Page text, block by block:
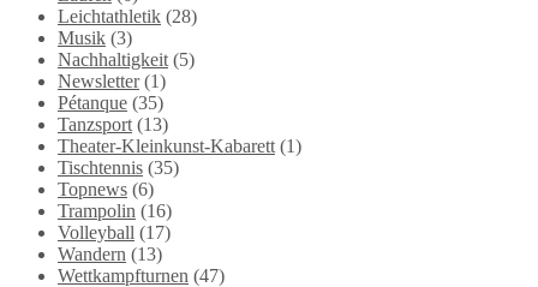
Leichtathletik (28)
Musik (3)
Nachhaltigkeit (5)
Newsletter(1)
Pétanque (35)
Tanzsport (13)
Theater-Kleinkunst-Kabarett (1)
Tischtennis (35)
Topnews (6)
Trampolin (16)
Volleyball (17)
Wandern (13)
Wettkampfturnen (47)